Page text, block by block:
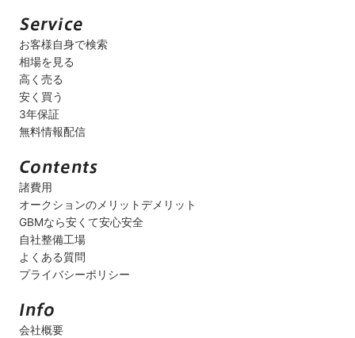
お客様自身で検索
相場を見る
高く売る
安く買う
3年保証
無料情報配信
諸費用
オークションのメリットデメリット
GBMなら安くて安心安全
自社整備工場
よくある質問
プライバシーポリシー
会社概要